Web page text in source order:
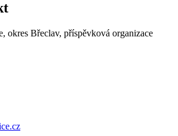
okres Břeclav, příspěvková organizace